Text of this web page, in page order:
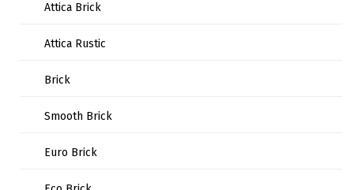
Attica Brick
Attica Rustic
Brick
Smooth Brick
Euro Brick